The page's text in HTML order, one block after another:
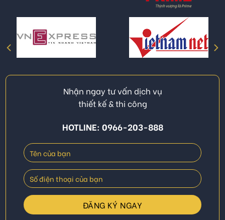
Nhận ngay tư vấn dịch vụ
thiết kế & thi công
HOTLINE: 0966-203-888